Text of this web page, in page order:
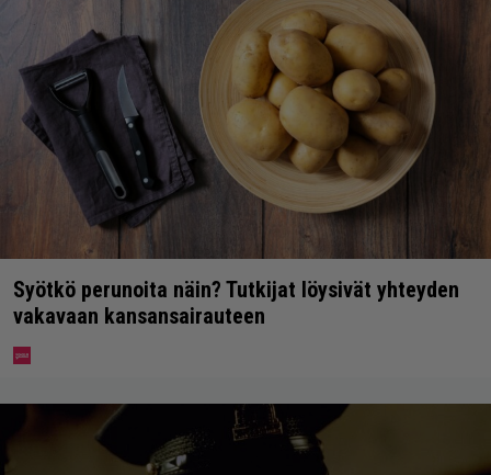
Syötkö perunoita näin? Tutkijat löysivät yhteyden
vakavaan kansansairauteen